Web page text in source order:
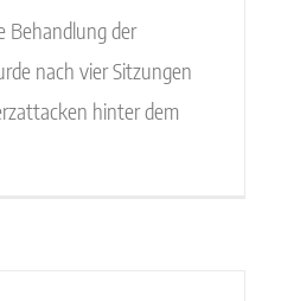
Behandlung der
nach vier Sitzungen
hinter dem